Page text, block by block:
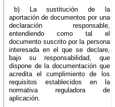
b) La sustitución de la
aportación de documentos por una
declaración responsable,
entendiendo como tal el
documento suscrito por la persona
interesada en el que se declare,
bajo su responsabilidad, que
dispone de la documentación que
acredita el cumplimiento de los
requisitos establecidos en la
normativa reguladora de
aplicación.